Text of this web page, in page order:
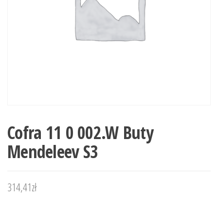
Cofra 11 0 002.W Buty
Mendeleev S3
314,41zł